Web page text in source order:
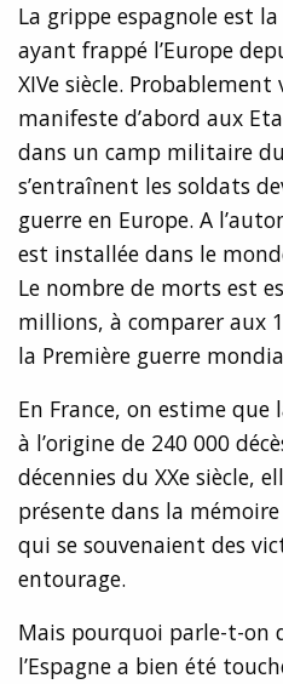
La grippe espagnole est
ayant frappé l’Europe
XIVe siècle. Probablement
manifeste d’abord aux
dans un camp militaire
s’entraînent les soldats
guerre en Europe. A
est installée dans le
Le nombre de morts est
millions, à comparer aux
la Première guerre
En France, on estime que
à l’origine de 240 000
décennies du XXe siècle,
présente dans la mémoire
qui se souvenaient des
entourage.
Mais pourquoi parle-t-on
l’Espagne a bien été